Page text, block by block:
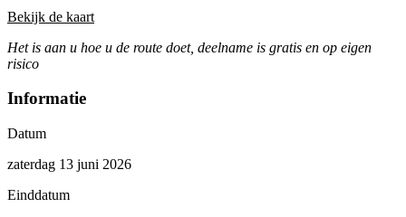
Bekijk de kaart
Het is aan u hoe u de route doet, deelname is gratis en op eigen
risico
Informatie
Datum
zaterdag 13 juni 2026
Einddatum